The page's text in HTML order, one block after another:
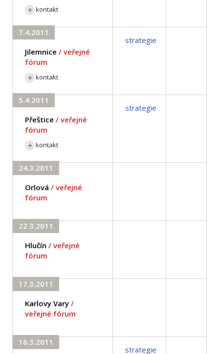
kontakt
7.4.2011
Jilemnice / veřejné
fórum
kontakt
strategie
5.4.2011
Přeštice / veřejné
fórum
kontakt
strategie
24.3.2011
Orlová / veřejné
fórum
22.3.2011
Hlučín / veřejné
fórum
17.3.2011
Karlovy Vary /
veřejné fórum
16.3.2011
strategie